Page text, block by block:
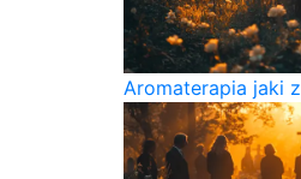
Aromaterapia jaki